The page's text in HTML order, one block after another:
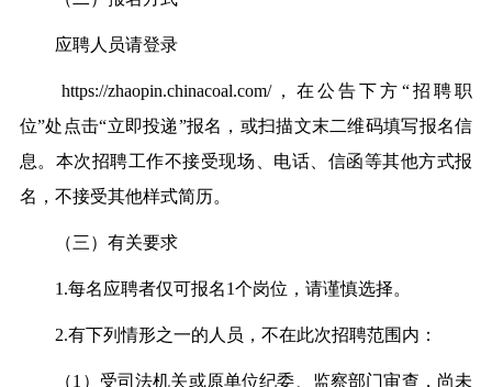
应聘人员请登录
https://zhaopin.chinacoal.com/，在公告下方“招聘职
位”处点击“立即投递”报名，或扫描文末二维码填写报名信
息。本次招聘工作不接受现场、电话、信函等其他方式报
名，不接受其他样式简历。
（三）有关要求
1.每名应聘者仅可报名1个岗位，请谨慎选择。
2.有下列情形之一的人员，不在此次招聘范围内：
（1）受司法机关或原单位纪委、监察部门审查，尚未